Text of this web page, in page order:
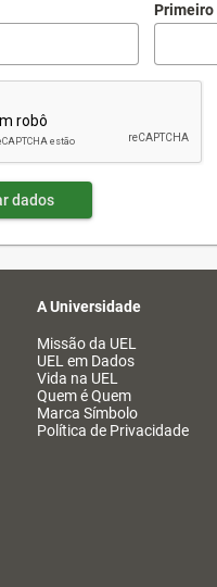
Primeiro
dados
A Universidade
Missão da UEL
UEL em Dados
Vida na UEL
Quem é Quem
Marca Símbolo
Política de Privacidade